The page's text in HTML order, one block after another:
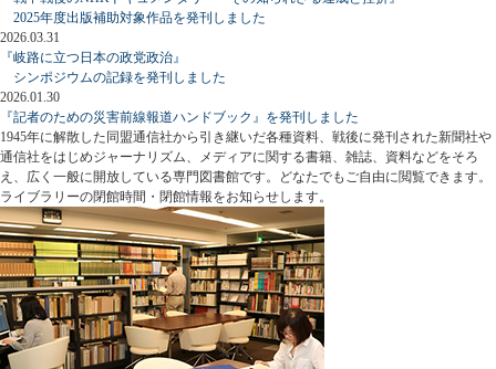
2025年度出版補助対象作品を発刊しました
2026.03.31
『岐路に立つ日本の政党政治』
シンポジウムの記録を発刊しました
2026.01.30
『記者のための災害前線報道ハンドブック』を発刊しました
1945年に解散した同盟通信社から引き継いだ各種資料、戦後に発刊された新聞社や
通信社をはじめジャーナリズム、メディアに関する書籍、雑誌、資料などをそろ
え、広く一般に開放している専門図書館です。どなたでもご自由に閲覧できます。
ライブラリーの閉館時間・閉館情報をお知らせします。